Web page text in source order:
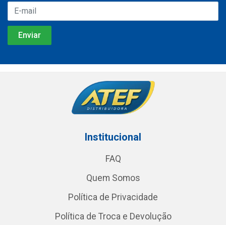
Institucional
FAQ
Quem Somos
Política de Privacidade
Política de Troca e Devolução